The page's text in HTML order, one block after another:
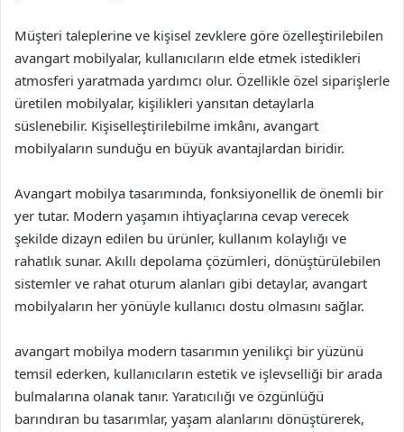
Müşteri taleplerine ve kişisel zevklere göre özelleştirilebilen
avangart mobilyalar, kullanıcıların elde etmek istedikleri
atmosferi yaratmada yardımcı olur. Özellikle özel siparişlerle
üretilen mobilyalar, kişilikleri yansıtan detaylarla
süslenebilir. Kişiselleştirilebilme imkânı, avangart
mobilyaların sunduğu en büyük avantajlardan biridir.
Avangart mobilya tasarımında, fonksiyonellik de önemli bir
yer tutar. Modern yaşamın ihtiyaçlarına cevap verecek
şekilde dizayn edilen bu ürünler, kullanım kolaylığı ve
rahatlık sunar. Akıllı depolama çözümleri, dönüştürülebilen
sistemler ve rahat oturum alanları gibi detaylar, avangart
mobilyaların her yönüyle kullanıcı dostu olmasını sağlar.
avangart mobilya modern tasarımın yenilikçi bir yüzünü
temsil ederken, kullanıcıların estetik ve işlevselliği bir arada
bulmalarına olanak tanır. Yaratıcılığı ve özgünlüğü
barındıran bu tasarımlar, yaşam alanlarını dönüştürerek,